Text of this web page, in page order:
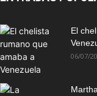
El
06/07/